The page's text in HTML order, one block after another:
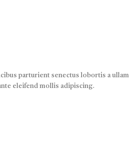
parturient senectus lobortis a
eleifend mollis adipiscing.